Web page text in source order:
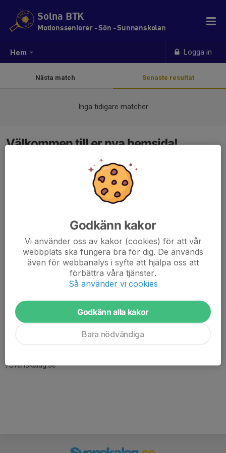
Hem Logga in
Solna BTK
Motionsseniorer - Sön - Sunnanskolan
Nästa match Senaste resultat
Inga tidigare matcher
Välkommen till er nya hemsida!
Här hamnar automatiskt de senaste nyheterna på hemsidan. För
att kunna börja administrera hemsidan loggar du in högst upp till
/Svenskalag.se
Godkänn kakor
Vi använder oss av kakor (cookies) för att vår
webbplats ska fungera bra för dig. De används
även för webbanalys i syfte att hjälpa oss att
förbättra våra tjänster.
Så använder vi cookies
Godkänn alla kakor
Bara nödvändiga